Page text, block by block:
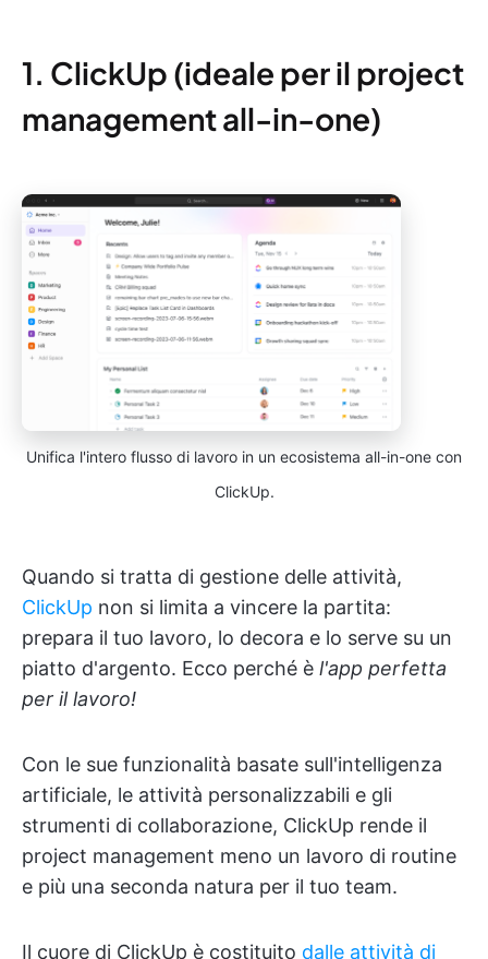
1. ClickUp (ideale per il project
management all-in-one)
Unifica l'intero flusso di lavoro in un ecosistema all-in-one con
ClickUp.
Quando si tratta di gestione delle attività,
ClickUp non si limita a vincere la partita:
prepara il tuo lavoro, lo decora e lo serve su un
piatto d'argento. Ecco perché è l'app perfetta
per il lavoro!
Con le sue funzionalità basate sull'intelligenza
artificiale, le attività personalizzabili e gli
strumenti di collaborazione, ClickUp rende il
project management meno un lavoro di routine
e più una seconda natura per il tuo team.
Il cuore di ClickUp è costituito dalle attività di